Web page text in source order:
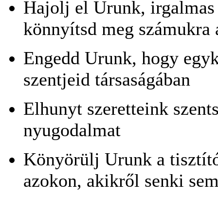
Hajolj el Urunk,
könnyítsd meg számukra
Engedd Urunk, hogy
szentjeid társaságában
Elhunyt szeretteink
nyugodalmat
Könyörülj Urunk a
azokon, akikről senki